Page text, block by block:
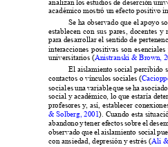
analizan los estudios de deserción
académico mostró un efecto positivo
Se ha observado que el apoyo
establecen con sus pares, docentes
para desarrollar el sentido de
interacciones positivas son
universitarios (
  
contactos o vínculos sociales (
social es una variable que se ha

  
  
abandono y tener efectos sobre el

con ansiedad, depresión y estrés (